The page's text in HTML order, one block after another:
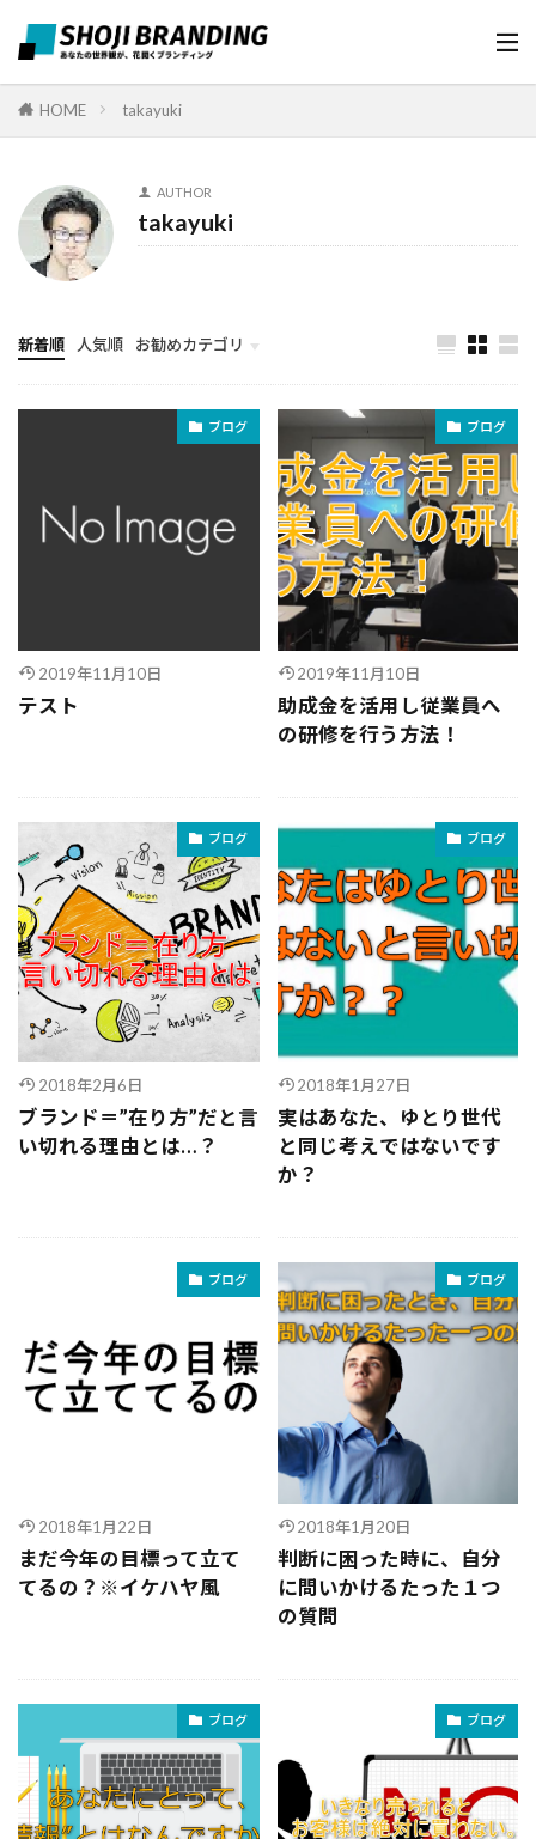
HOME takayuki
AUTHOR
takayuki
新着順 人気順 お勧めカテゴリ
ブログ
ブログ
2019年11月10日
テスト
ブログ
2019年11月10日
助成金を活用し従業員へ
の研修を行う方法！
ブログ
2018年2月6日
ブランド＝”在り方”だと言
い切れる理由とは…？
ブログ
2018年1月27日
実はあなた、ゆとり世代
と同じ考えではないです
か？
ブログ
2018年1月22日
まだ今年の目標って立て
てるの？※イケハヤ風
ブログ
2018年1月20日
判断に困った時に、自分
に問いかけるたった１つ
の質問
ブログ ブログ